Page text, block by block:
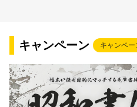
キャンペーン キャンペ